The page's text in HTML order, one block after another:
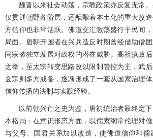
魏晋以来社会动荡，宗教政策亦反复无常
仅贯通朝野各阶层，还酝酿着本土化的重大改
方信仰也非常活跃。佛道交汇激荡盛行于民间
局面。唐朝开国者在兴兵造反时期曾经借助僧
间宗教独立发展对政权的潜在威胁。高祖执政
之举，至太宗转变思路改以限制管控为主，武
玄宗则多方戒备，逐渐形成了一套从国家治理
信仰传播的法制与实践经验。
以前朝兴亡之史为鉴，唐初统治者最终定
本格局：在意识形态方面，以儒家纲常伦理对
与父母、国君关系加以改造，使佛道信仰和儒